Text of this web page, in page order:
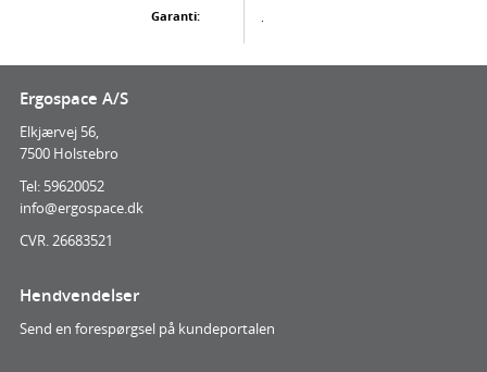
Garanti: .
Ergospace A/S
Elkjærvej 56,
7500 Holstebro
Tel: 59620052
info@ergospace.dk
CVR. 26683521
Hendvendelser
Send en forespørgsel på kundeportalen